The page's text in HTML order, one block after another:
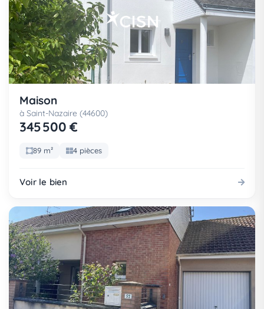
Maison
à Saint-Nazaire (44600)
345 500 €
89 m² 4 pièces
Voir le bien